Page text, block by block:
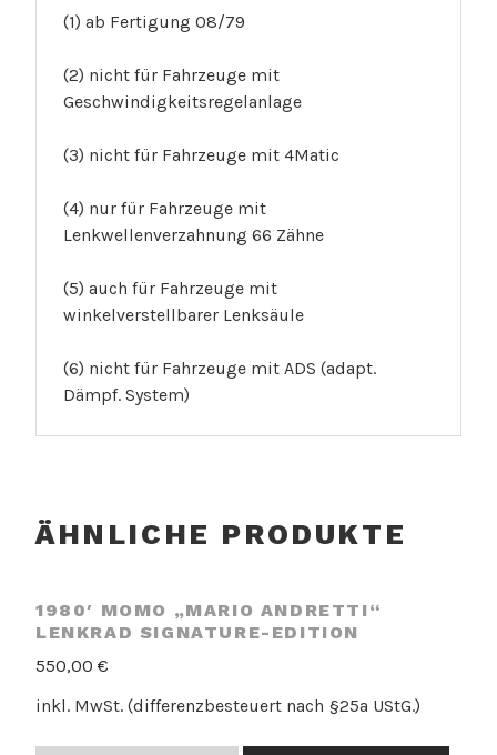
(1) ab Fertigung 08/79
(2) nicht für Fahrzeuge mit
Geschwindigkeitsregelanlage
(3) nicht für Fahrzeuge mit 4Matic
(4) nur für Fahrzeuge mit
Lenkwellenverzahnung 66 Zähne
(5) auch für Fahrzeuge mit
winkelverstellbarer Lenksäule
(6) nicht für Fahrzeuge mit ADS (adapt.
Dämpf. System)
ÄHNLICHE PRODUKTE
1980′ MOMO „MARIO ANDRETTI“
LENKRAD SIGNATURE-EDITION
550,00 €
inkl. MwSt. (differenzbesteuert nach §25a UStG.)